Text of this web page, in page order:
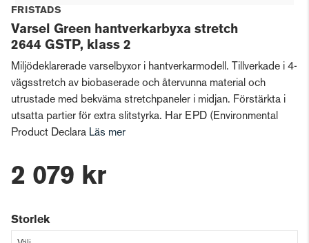
FRISTADS
Varsel Green hantverkarbyxa stretch
2644 GSTP, klass 2
Miljödeklarerade varselbyxor i hantverkarmodell. Tillverkade i 4-
vägsstretch av biobaserade och återvunna material och
utrustade med bekväma stretchpaneler i midjan. Förstärkta i
utsatta partier för extra slitstyrka. Har EPD (Environmental
Product Declara Läs mer
2 079 kr
Storlek